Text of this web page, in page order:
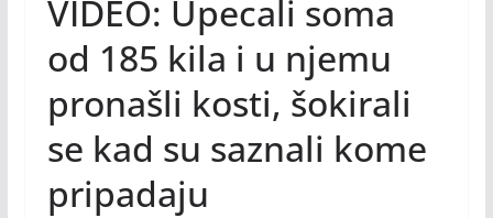
VIDEO: Upecali soma
od 185 kila i u njemu
pronašli kosti, šokirali
se kad su saznali kome
pripadaju